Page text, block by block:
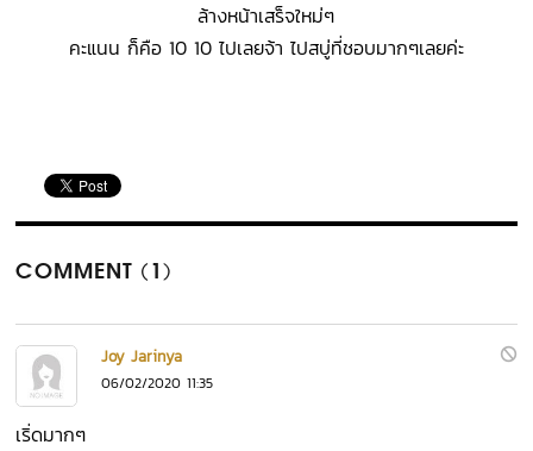
ล้างหน้าเสร็จใหม่ๆ
คะแนน ก็คือ 10 10 ไปเลยจ้า ไปสบู่ที่ชอบมากๆเลยค่ะ
COMMENT (1)
Joy Jarinya
06/02/2020 11:35
เริ่ดมากๆ